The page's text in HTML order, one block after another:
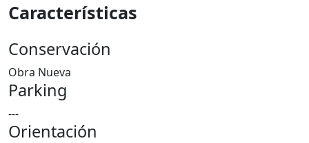
Características
Conservación
Obra Nueva
Parking
---
Orientación